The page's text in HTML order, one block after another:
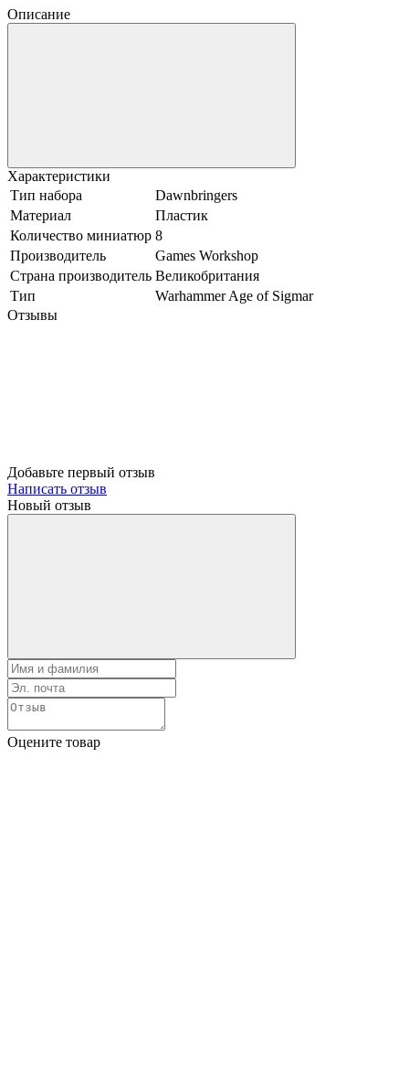
Описание
Характеристики
Тип набора
Dawnbringers
Материал
Пластик
Количество миниатюр 8
Производитель
Games Workshop
Страна производитель Великобритания
Тип
Warhammer Age of Sigmar
Отзывы
Добавьте первый отзыв
Написать отзыв
Новый отзыв
Оцените товар